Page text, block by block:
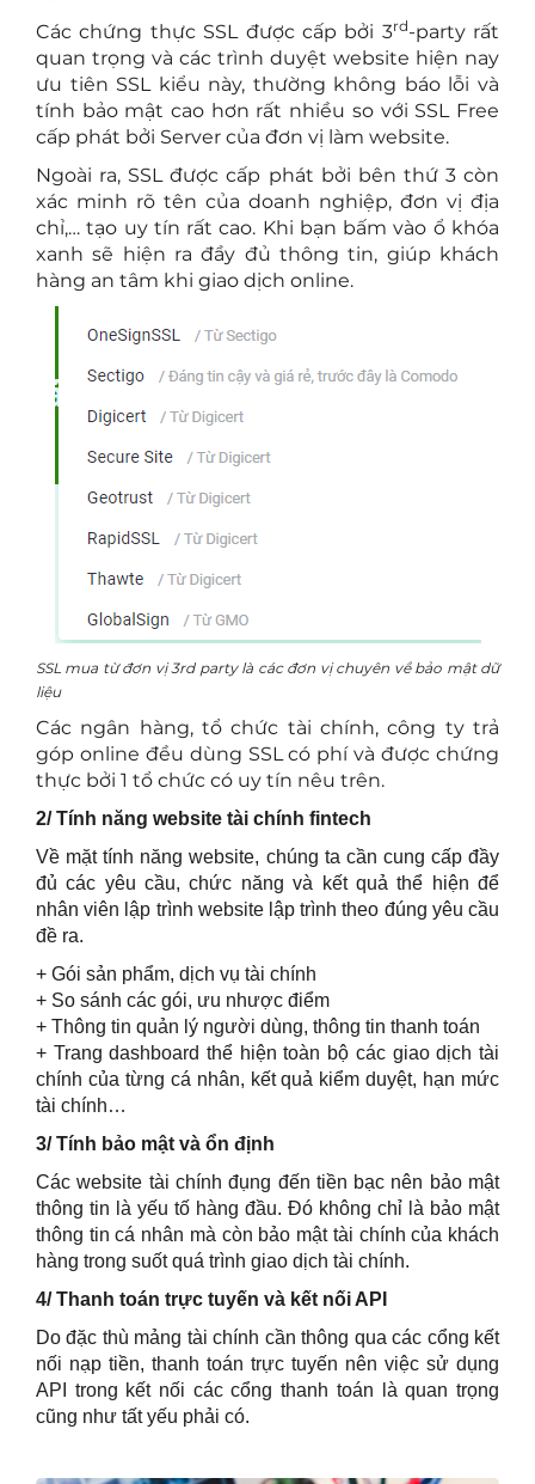
Các chứng thực SSL được cấp bởi 3rd-party rất
quan trọng và các trình duyệt website hiện nay
ưu tiên SSL kiểu này, thường không báo lỗi và
tính bảo mật cao hơn rất nhiều so với SSL Free
cấp phát bởi Server của đơn vị làm website.
Ngoài ra, SSL được cấp phát bởi bên thứ 3 còn
xác minh rõ tên của doanh nghiệp, đơn vị địa
chỉ,… tạo uy tín rất cao. Khi bạn bấm vào ổ khóa
xanh sẽ hiện ra đầy đủ thông tin, giúp khách
hàng an tâm khi giao dịch online.
SSL mua từ đơn vị 3rd party là các đơn vị chuyên về bảo mật dữ
liệu
Các ngân hàng, tổ chức tài chính, công ty trả
góp online đều dùng SSL có phí và được chứng
thực bởi 1 tổ chức có uy tín nêu trên.
2/ Tính năng website tài chính fintech
Về mặt tính năng website, chúng ta cần cung cấp đầy
đủ các yêu cầu, chức năng và kết quả thể hiện để
nhân viên lập trình website lập trình theo đúng yêu cầu
đề ra.
+ Gói sản phẩm, dịch vụ tài chính
+ So sánh các gói, ưu nhược điểm
+ Thông tin quản lý người dùng, thông tin thanh toán
+ Trang dashboard thể hiện toàn bộ các giao dịch tài
chính của từng cá nhân, kết quả kiểm duyệt, hạn mức
tài chính…
3/ Tính bảo mật và ổn định
Các website tài chính đụng đến tiền bạc nên bảo mật
thông tin là yếu tố hàng đầu. Đó không chỉ là bảo mật
thông tin cá nhân mà còn bảo mật tài chính của khách
hàng trong suốt quá trình giao dịch tài chính.
4/ Thanh toán trực tuyến và kết nối API
Do đặc thù mảng tài chính cần thông qua các cổng kết
nối nạp tiền, thanh toán trực tuyến nên việc sử dụng
API trong kết nối các cổng thanh toán là quan trọng
cũng như tất yếu phải có.